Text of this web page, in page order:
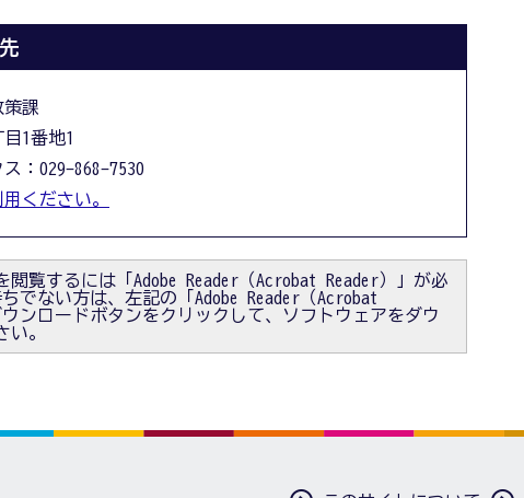
課
1番地1
：029-868-7530
ください。
閲覧するには「Adobe Reader（Acrobat Reader）」が必
でない方は、左記の「Adobe Reader（Acrobat
ウンロードボタンをクリックして、ソフトウェアをダウ
い。